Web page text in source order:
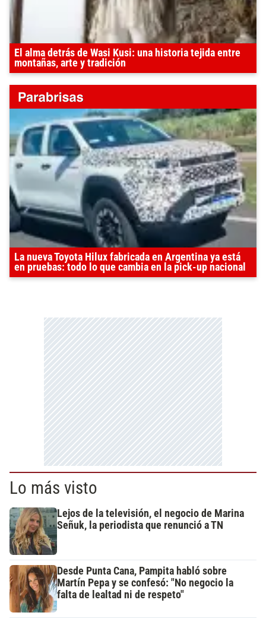
El alma detrás de Wasi Kusi: una historia tejida entre
montañas, arte y tradición
La nueva Toyota Hilux fabricada en Argentina ya está
en pruebas: todo lo que cambia en la pick-up nacional
Lo más visto
Lejos de la televisión, el negocio de Marina
Señuk, la periodista que renunció a TN
Desde Punta Cana, Pampita habló sobre
Martín Pepa y se confesó: "No negocio la
falta de lealtad ni de respeto"